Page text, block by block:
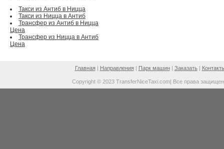
Такси из Антиб в Ницца
Такси из Ницца в Антиб
Трансфер из Антиб в Ницца
Цена
Трансфер из Ницца в Антиб
Цена
Главная| Направления| Парк машин| Заказать|
Copyright © 2023 TransferNiceTaxi.com| Все права